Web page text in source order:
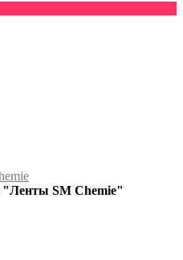
"Ленты SM Chemie"